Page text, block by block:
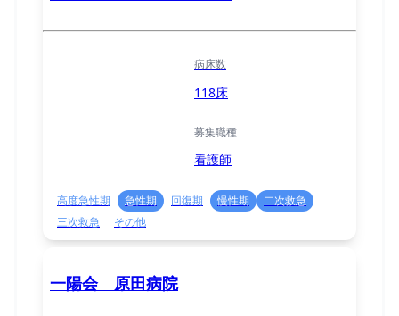
病床数
118床
募集職種
看護師
高度急性期 急性期 回復期 慢性期
二次救急
三次救急
その他
一陽会 原田病院